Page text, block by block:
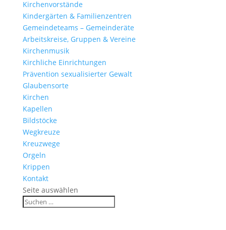
Kirchen­vor­stände
Kinder­gärten & Familienzentren
Gemein­de­teams – Gemeinderäte
Arbeits­kreise, Gruppen & Vereine
Kirchen­musik
Kirch­liche Einrichtungen
Präven­tion sexua­li­sierter Gewalt
Glau­ben­s­orte
Kirchen
Kapellen
Bild­stöcke
Wegkreuze
Kreuz­wege
Orgeln
Krippen
Kontakt
Seite auswählen